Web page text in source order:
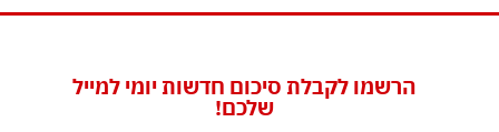
הרשמו לקבלת סיכום חדשות יומי למייל
שלכם!